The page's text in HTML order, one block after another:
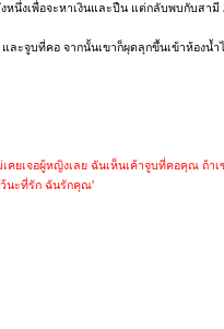
นึ่งเพื่อจะหาเงินและปืน แต่กลับพบกับสามี
ละจูบที่คอ จากนั้นเขาก็ผุดลุกขึ้นเข้าห้องน้ำ
ยเจอผู้หญิงเลย ฉันเห็นเค้าจูบที่คอคุณ ถ้าเ
ว้นะที่รัก ฉันรักคุณ'